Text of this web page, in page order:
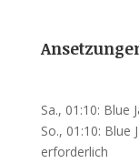
Sa., 01:10: Blue
So., 01:10: Blue
erforderlich